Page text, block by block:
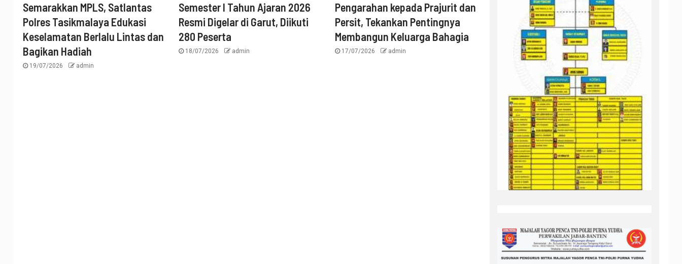
Semarakkan MPLS, Satlantas
Polres Tasikmalaya Edukasi
Keselamatan Berlalu Lintas dan
Bagikan Hadiah
19/07/2026 admin
Semester I Tahun Ajaran 2026
Resmi Digelar di Garut, Diikuti
280 Peserta
18/07/2026 admin
Pengarahan kepada Prajurit dan
Persit, Tekankan Pentingnya
Membangun Keluarga Bahagia
17/07/2026 admin